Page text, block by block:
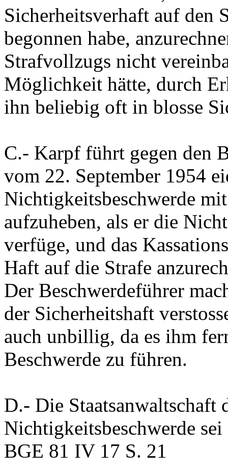
Sicherheitsverhaft auf den
begonnen habe,
Strafvollzugs nicht
Möglichkeit hätte, durch
ihn beliebig oft in blosse
C.- Karpf führt gegen den
vom 22. September 1954
Nichtigkeitsbeschwerde
aufzuheben, als er die
verfüge, und das
Haft auf die Strafe
Der Beschwerdeführer
der Sicherheitshaft
auch unbillig, da es ihm
Beschwerde zu führen.
D.- Die Staatsanwaltschaft
Nichtigkeitsbeschwerde sei
BGE 81 IV 17 S. 21